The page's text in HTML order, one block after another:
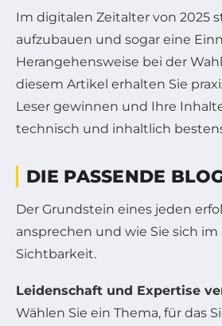
Im digitalen Zeitalter von 2025
aufzubauen und sogar eine
Herangehensweise bei der
diesem Artikel erhalten Sie
Leser gewinnen und Ihre
technisch und inhaltlich
DIE PASSENDE
Der Grundstein eines jeden
ansprechen und wie Sie sich
Sichtbarkeit.
Leidenschaft und Expertise
Wählen Sie ein Thema, für das